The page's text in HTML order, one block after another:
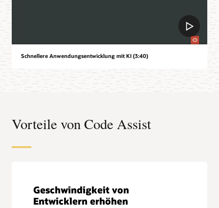
Schnellere Anwendungsentwicklung mit KI (3:40)
Vorteile von Code Assist
Geschwindigkeit von
Entwicklern erhöhen